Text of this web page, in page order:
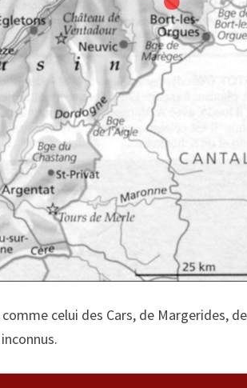
celui des Cars, de Margerides, de